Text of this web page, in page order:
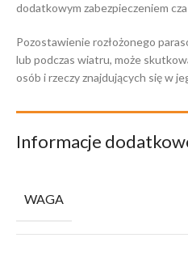
dodatkowym zabezpieczeniem
Pozostawienie rozłożonego
lub podczas wiatru, może
osób i rzeczy znajdujących się w
Informacje
WAGA